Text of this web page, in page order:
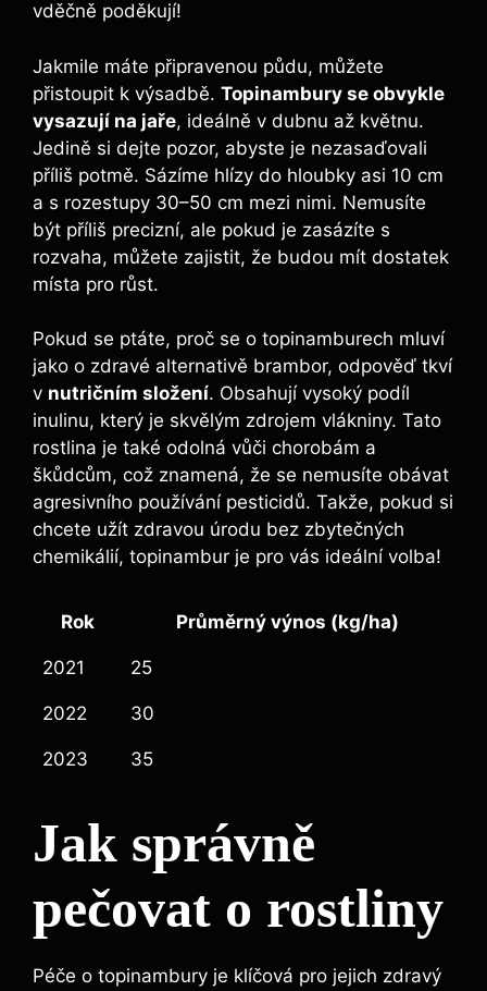
vděčně poděkují!
Jakmile máte připravenou půdu, můžete
přistoupit k výsadbě. Topinambury se obvykle
vysazují na jaře, ideálně v dubnu až květnu.
Jedině si dejte pozor, abyste je nezasaďovali
příliš potmě. Sázíme hlízy do hloubky asi 10 cm
a s rozestupy 30–50 cm mezi nimi. Nemusíte
být příliš precizní, ale pokud je zasázíte s
rozvaha, můžete zajistit, že budou mít dostatek
místa pro růst.
Pokud se ptáte, proč se o topinamburech mluví
jako o zdravé alternativě brambor, odpověď tkví
v nutričním složení. Obsahují vysoký podíl
inulinu, který je skvělým zdrojem vlákniny. Tato
rostlina je také odolná vůči chorobám a
škůdcům, což znamená, že se nemusíte obávat
agresivního používání pesticidů. Takže, pokud si
chcete užít zdravou úrodu bez zbytečných
chemikálií, topinambur je pro vás ideální volba!
Rok Průměrný výnos (kg/ha)
2021 25
2022 30
2023 35
Jak správně
pečovat o rostliny
Péče o topinambury je klíčová pro jejich zdravý